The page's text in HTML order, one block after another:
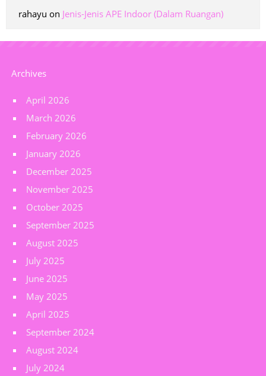
rahayu on Jenis-Jenis APE Indoor (Dalam Ruangan)
Archives
April 2026
March 2026
February 2026
January 2026
December 2025
November 2025
October 2025
September 2025
August 2025
July 2025
June 2025
May 2025
April 2025
September 2024
August 2024
July 2024